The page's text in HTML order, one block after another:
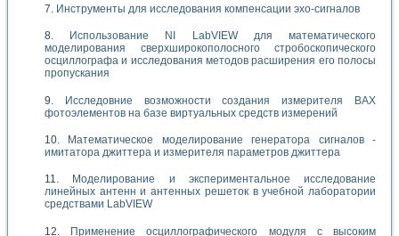
Инструменты для исследования компенсации эхо-сигналов
Использование NI LabVIEW для математического
моделирования сверхширокополосного стробоскопического
осциллографа и исследования методов расширения его полосы
пропускания
Исследовние возможности создания измерителя ВАХ
фотоэлементов на базе виртуальных средств измерений
Математическое моделирование генератора сигналов -
имитатора джиттера и измерителя параметров джиттера
Моделирование и экспериментальное исследование
линейных антенн и антенных решеток в учебной лаборатории
средствами LabVIEW
Применение осциллографического модуля с высоким